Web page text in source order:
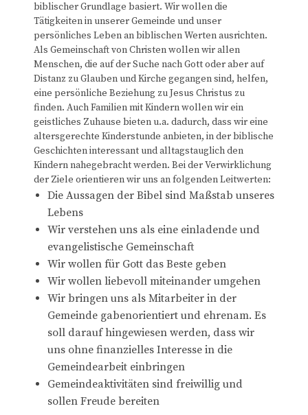
biblischer Grundlage basiert. Wir wollen die
Tätigkeiten in unserer Gemeinde und unser
persönliches Leben an biblischen Werten ausrichten.
Als Gemeinschaft von Christen wollen wir allen
Menschen, die auf der Suche nach Gott oder aber auf
Distanz zu Glauben und Kirche gegangen sind, helfen,
eine persönliche Beziehung zu Jesus Christus zu
finden. Auch Familien mit Kindern wollen wir ein
geistliches Zuhause bieten u.a. dadurch, dass wir eine
altersgerechte Kinderstunde anbieten, in der biblische
Geschichten interessant und alltagstauglich den
Kindern nahegebracht werden. Bei der Verwirklichung
der Ziele orientieren wir uns an folgenden Leitwerten:
Die Aussagen der Bibel sind Maßstab unseres
Lebens
Wir verstehen uns als eine einladende und
evangelistische Gemeinschaft
Wir wollen für Gott das Beste geben
Wir wollen liebevoll miteinander umgehen
Wir bringen uns als Mitarbeiter in der
Gemeinde gabenorientiert und ehrenam. Es
soll darauf hingewiesen werden, dass wir
uns ohne finanzielles Interesse in die
Gemeindearbeit einbringen
Gemeindeaktivitäten sind freiwillig und
sollen Freude bereiten